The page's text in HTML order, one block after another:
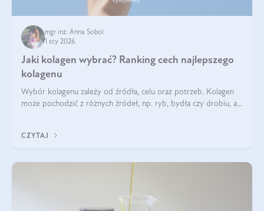
mgr inż. Anna Sobol
1 sty 2026
Jaki kolagen wybrać? Ranking cech najlepszego
kolagenu
Wybór kolagenu zależy od źródła, celu oraz potrzeb. Kolagen
może pochodzić z różnych źródeł, np. ryb, bydła czy drobiu, a
bydlęcy.
CZYTAJ